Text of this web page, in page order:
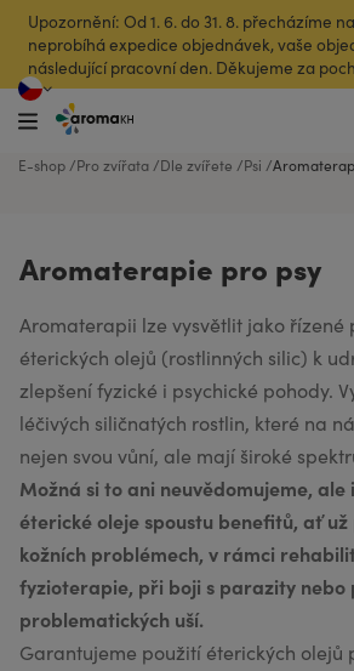
Upozornění: Od 1. 6. do 31. 8. přecházíme
neprobíhá expedice objednávek, vaše
následující pracovní den. Děkujeme za
E-shop Pro zvířata Dle zvířete Psi
Aromaterapie pro psy
Aromaterapii lze vysvětlit jako řízené
éterických olejů (rostlinných silic) k
zlepšení fyzické i psychické pohody.
léčivých siličnatých rostlin, které na
nejen svou vůní, ale mají široké
Možná si to ani neuvědomujeme,
éterické oleje spoustu benefitů, ať
kožních problémech, v rámci
fyzioterapie, při boji s parazity nebo
problematických uší.
Garantujeme použití éterických olejů